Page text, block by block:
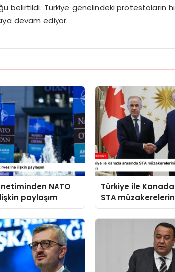
belirtildi. Türkiye genelindeki protestoların
devam ediyor.
NATO
paylaşım
Türkiye ile
STA
başlatılmasına
bildiri